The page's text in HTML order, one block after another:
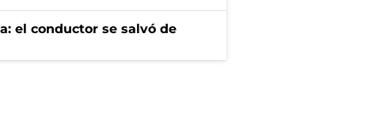
el conductor se salvó de